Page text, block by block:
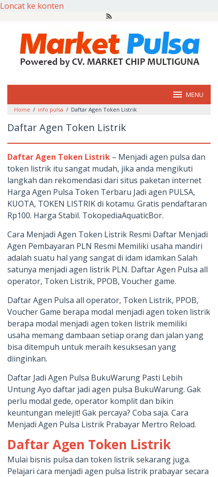
Loncat ke konten
MENU
Home / info pulsa / Daftar Agen Token Listrik
Daftar Agen Token Listrik
Daftar Agen Token Listrik – Menjadi agen pulsa dan
token listrik itu sangat mudah, jika anda mengikuti
langkah dan rekomendasi dari situs paketan internet
Harga Agen Pulsa Token Terbaru Jadi agen PULSA,
KUOTA, TOKEN LISTRIK di kotamu. Gratis pendaftaran
Rp100. Harga Stabil. TokopediaAquaticBor.
Cara Menjadi Agen Token Listrik Resmi Daftar Menjadi
Agen Pembayaran PLN Resmi Memiliki usaha mandiri
adalah suatu hal yang sangat di idam idamkan Salah
satunya menjadi agen listrik PLN. Daftar Agen Pulsa all
operator, Token Listrik, PPOB, Voucher game.
Daftar Agen Pulsa all operator, Token Listrik, PPOB,
Voucher Game berapa modal menjadi agen token listrik
berapa modal menjadi agen token listrik memiliki
usaha memang dambaan setiap orang dan jalan yang
bisa ditempuh untuk meraih kesuksesan yang
diinginkan.
Daftar Jadi Agen Pulsa BukuWarung Pasti Lebih
Untung Ayo daftar jadi agen pulsa BukuWarung. Gak
perlu modal gede, operator komplit dan bikin
keuntungan melejit! Gak percaya? Coba saja. Cara
Menjadi Agen Pulsa Listrik Prabayar Mertro Reload.
Daftar Agen Token Listrik
Mulai bisnis pulsa dan token listrik sekarang juga.
Pelajari cara menjadi agen pulsa listrik prabayar secara